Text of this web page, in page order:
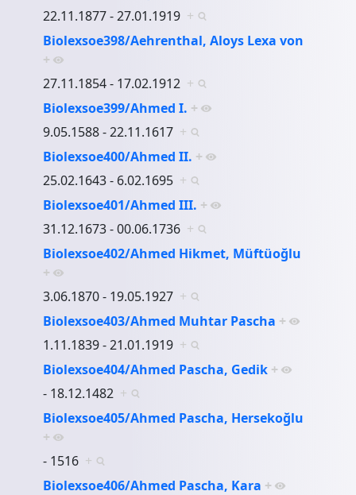
22.11.1877 - 27.01.1919 +
Biolexsoe398/Aehrenthal, Aloys Lexa von
+
27.11.1854 - 17.02.1912 +
Biolexsoe399/Ahmed I. +
9.05.1588 - 22.11.1617 +
Biolexsoe400/Ahmed II. +
25.02.1643 - 6.02.1695 +
Biolexsoe401/Ahmed III. +
31.12.1673 - 00.06.1736 +
Biolexsoe402/Ahmed Hikmet, Müftüoğlu
+
3.06.1870 - 19.05.1927 +
Biolexsoe403/Ahmed Muhtar Pascha +
1.11.1839 - 21.01.1919 +
Biolexsoe404/Ahmed Pascha, Gedik +
- 18.12.1482 +
Biolexsoe405/Ahmed Pascha, Hersekoğlu
+
- 1516 +
Biolexsoe406/Ahmed Pascha, Kara +